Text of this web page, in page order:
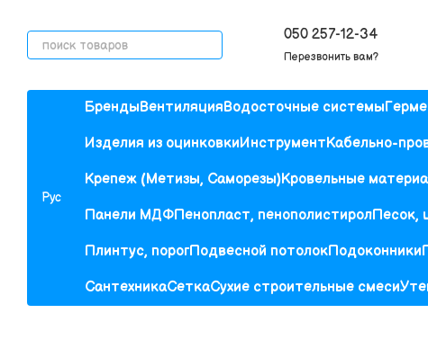
050 257-12-34
Перезвонить вам?
Рус
БрендыВентиляцияВодосточные системы
Изделия из оцинковкиИнструментКабельно-
Крепеж (Метизы, Саморезы)Кровельные
Панели МДФПенопласт, пенополистиролПесок,
Плинтус, порогПодвесной потолокПодоконники
СантехникаСеткаСухие строительные смеси